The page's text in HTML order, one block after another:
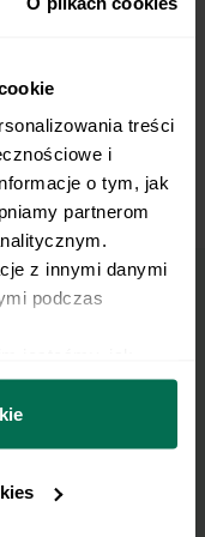
treści
i
o tym, jak
partnerom
z innymi danymi
podczas
sposób
Ball